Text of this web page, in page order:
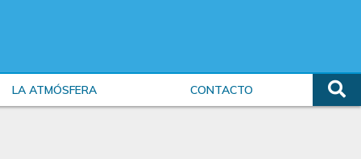
LA ATMÓSFERA CONTACTO